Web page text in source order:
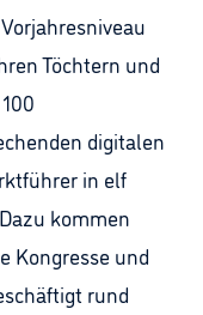
Töchtern und
digitalen
in elf
kommen
Kongresse und
rund